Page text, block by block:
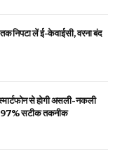
लें ई-केवाईसी, वरना बंद
से होगी असली-नकली
97% सटीक तकनीक